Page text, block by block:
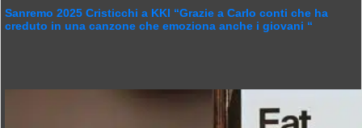
Sanremo 2025 Cristicchi a KKI “Grazie a Carlo conti che ha
creduto in una canzone che emoziona anche i giovani “